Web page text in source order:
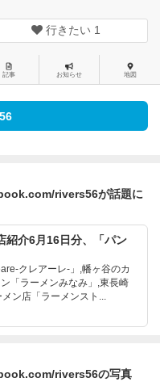
行きたい 1
記事 お知らせ 地図
rivers56が話題に
紹介6月16日分、「パン
クレアーレ-」,幡ヶ谷のカ
「ラーメンみなみ」,東長崎
ン店「ラーメンスト...
rivers56の写真